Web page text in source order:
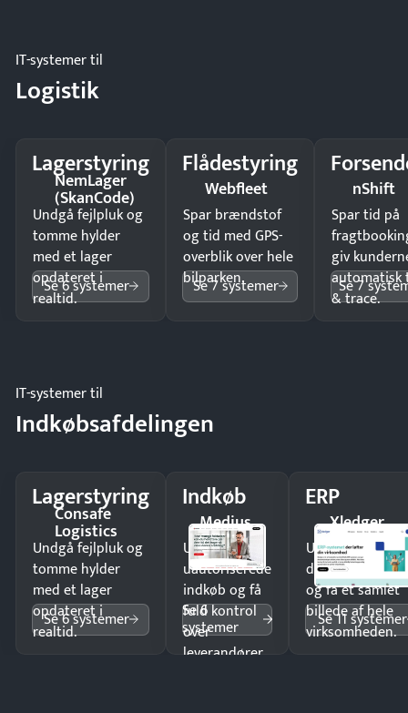
IT-systemer til
Logistik
Lagerstyring
NemLager
(SkanCode)
Undgå fejlpluk og
tomme hylder
med et lager
opdateret i
realtid.
Se 6 systemer
Flådestyring
Webfleet
Spar brændstof
og tid med GPS-
overblik over hele
bilparken.
Se 7 systemer
nShift
Spar tid på
giv
automatisk
& trace.
Se 7
IT-systemer til
Indkøbsafdelingen
Lagerstyring
Consafe
Logistics
Undgå fejlpluk og
tomme hylder
med et lager
opdateret i
realtid.
Se 6 systemer
Indkøb
Medius
Undgå
uautoriserede
indkøb og få
fuld kontrol
over
leverandører
Se 6
systemer
ERP
Xledger
Undgå
og få ét samlet
billede af hele
virksomheden.
Se 11 systemer